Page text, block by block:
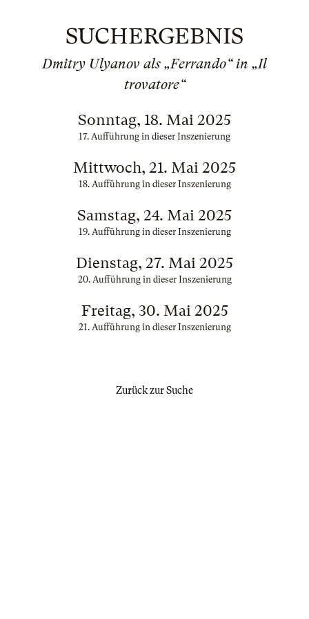
SUCHERGEBNIS
Dmitry Ulyanov als „Ferrando“ in „Il
trovatore“
Sonntag, 18. Mai 2025
17. Aufführung in dieser Inszenierung
Mittwoch, 21. Mai 2025
18. Aufführung in dieser Inszenierung
Samstag, 24. Mai 2025
19. Aufführung in dieser Inszenierung
Dienstag, 27. Mai 2025
20. Aufführung in dieser Inszenierung
Freitag, 30. Mai 2025
21. Aufführung in dieser Inszenierung
Zurück zur Suche